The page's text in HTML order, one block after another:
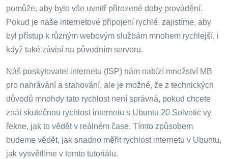
pomůže, aby bylo vše uvnitř přirozené doby provádění.
Pokud je naše internetové připojení rychlé, zajistíme, aby
byl přístup k různým webovým službám mnohem rychlejší, i
když také závisí na původním serveru.
Náš poskytovatel internetu (ISP) nám nabízí množství MB
pro nahrávání a stahování, ale je možné, že z technických
důvodů mnohdy tato rychlost není správná, pokud chcete
znát skutečnou rychlost internetu s Ubuntu 20 Solvetic vy
řekne, jak to vědět v reálném čase. Tímto způsobem
budeme vědět, jak snadno měřit rychlost internetu v Ubuntu,
jak vysvětlíme v tomto tutoriálu.